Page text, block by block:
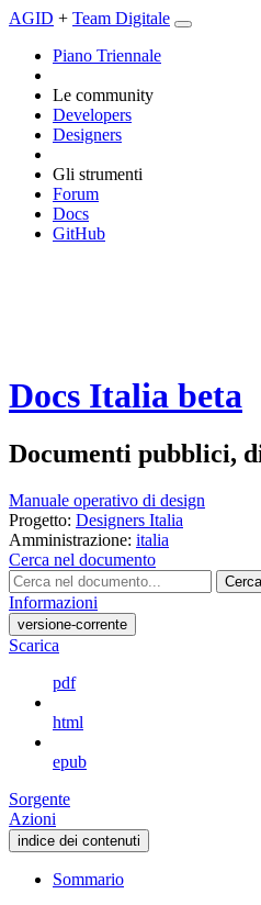
AGID + Team Digitale
Piano Triennale
Le community
Developers
Designers
Gli strumenti
Forum
Docs
GitHub
Docs Italia beta
Documenti pubblici,
Manuale operativo di design
Progetto: Designers Italia
Amministrazione: italia
Cerca nel documento
Informazioni
versione-corrente
Scarica
pdf
html
epub
Sorgente
Azioni
indice dei contenuti
Sommario